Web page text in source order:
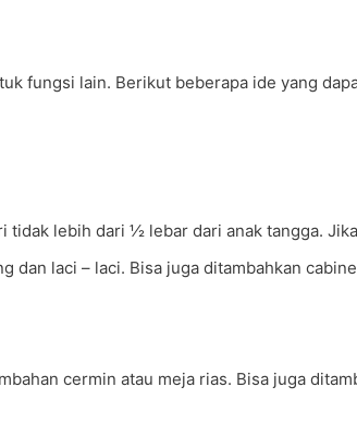
fungsi lain. Berikut beberapa ide yang
lebih dari ½ lebar dari anak tangga.
laci – laci. Bisa juga ditambahkan
cermin atau meja rias. Bisa juga